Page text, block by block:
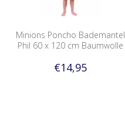
Minions Poncho Bademantel
Phil 60 x 120 cm Baumwolle
€14,95